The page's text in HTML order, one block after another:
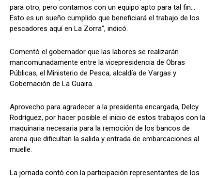
para otro, pero contamos con un equipo apto para tal fin...
Esto es un sueño cumplido que beneficiará el trabajo de los
pescadores aquí en La Zorra", indicó.
Comentó el gobernador que las labores se realizarán
mancomunadamente entre la vicepresidencia de Obras
Públicas, el Ministerio de Pesca, alcaldía de Vargas y
Gobernación de La Guaira.
Aprovecho para agradecer a la presidenta encargada, Delcy
Rodríguez, por hacer posible el inicio de estos trabajos con la
maquinaria necesaria para la remoción de los bancos de
arena que dificultan la salida y entrada de embarcaciones al
muelle.
La jornada contó con la participación representantes de los